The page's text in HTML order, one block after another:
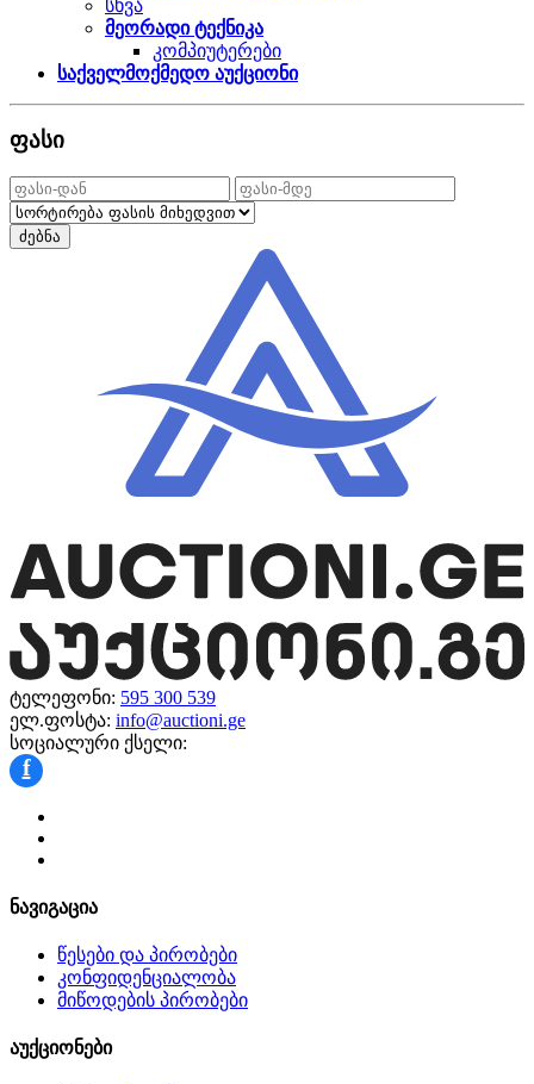
სხვა
მეორადი ტექნიკა
კომპიუტერები
საქველმოქმედო აუქციონი
ფასი
ძებნა
ტელეფონი: 595 300 539
ელ.ფოსტა: info@auctioni.ge
სოციალური ქსელი:
f
ნავიგაცია
წესები და პირობები
კონფიდენციალობა
მიწოდების პირობები
აუქციონები